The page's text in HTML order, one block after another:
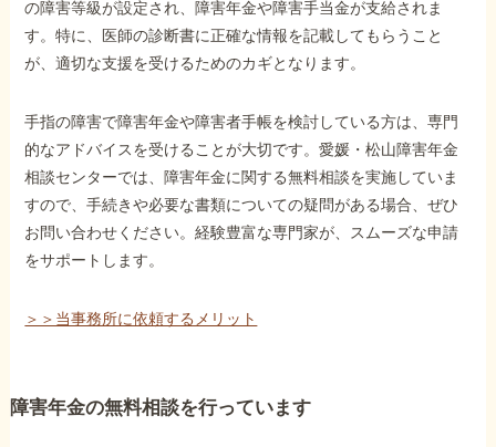
の障害等級が設定され、障害年金や障害手当金が支給されま
す。特に、医師の診断書に正確な情報を記載してもらうこと
が、適切な支援を受けるためのカギとなります。
手指の障害で障害年金や障害者手帳を検討している方は、専門
的なアドバイスを受けることが大切です。愛媛・松山障害年金
相談センターでは、障害年金に関する無料相談を実施していま
すので、手続きや必要な書類についての疑問がある場合、ぜひ
お問い合わせください。経験豊富な専門家が、スムーズな申請
をサポートします。
＞＞当事務所に依頼するメリット
障害年金の無料相談を行っています